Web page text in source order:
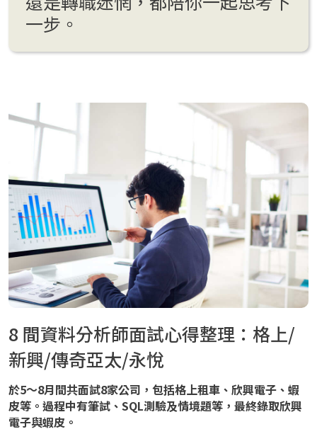
一步。
8 間資料分析師面試心得整理：格上/
新興/傳奇亞太/永悅
於5～8月間共面試8家公司，包括格上租車、欣興電子、蝦
皮等。過程中有筆試、SQL測驗及情境題等，最終錄取欣興
電子與蝦皮。